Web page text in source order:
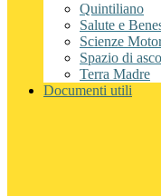
Quintiliano
Salute e
Scienze
Spazio di
Terra Madre
Documenti utili